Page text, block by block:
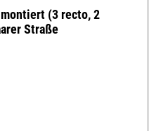
(3 recto, 2
Straße